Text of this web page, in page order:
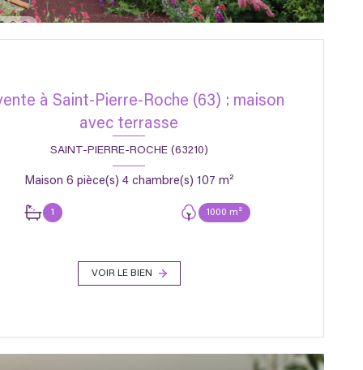
à Saint-Pierre-Roche (63) : maison
avec terrasse
SAINT-PIERRE-ROCHE (63210)
Maison 6 pièce(s) 4 chambre(s) 107 m²
1 1000 m²
VOIR LE BIEN